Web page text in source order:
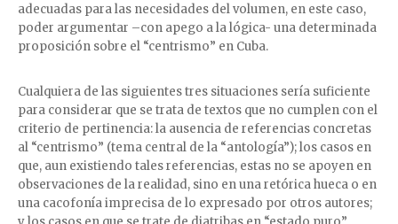
adecuadas para las necesidades del volumen, en este caso,
poder argumentar –con apego a la lógica- una determinada
proposición sobre el “centrismo” en Cuba.
Cualquiera de las siguientes tres situaciones sería suficiente
para considerar que se trata de textos que no cumplen con el
criterio de pertinencia: la ausencia de referencias concretas
al “centrismo” (tema central de la “antología”); los casos en
que, aun existiendo tales referencias, estas no se apoyen en
observaciones de la realidad, sino en una retórica hueca o en
una cacofonía imprecisa de lo expresado por otros autores;